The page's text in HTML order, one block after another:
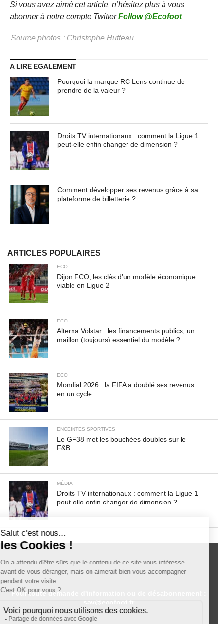
Si vous avez aimé cet article, n’hésitez plus à vous
abonner à notre compte TwitterFollow @Ecofoot
Source photos : Christophe Hutteau
A LIRE EGALEMENT
Pourquoi la marque RC Lens continue de
prendre de la valeur ?
Droits TV internationaux : comment la Ligue 1
peut-elle enfin changer de dimension ?
Comment développer ses revenus grâce à sa
plateforme de billetterie ?
ARTICLES POPULAIRES
ECO
Dijon FCO, les clés d’un modèle économique
viable en Ligue 2
ECO
Alterna Volstar : les financements publics, un
maillon (toujours) essentiel du modèle ?
ECO
Mondial 2026 : la FIFA a doublé ses revenus
en un cycle
ENCEINTES SPORTIVES
Le GF38 met les bouchées doubles sur le
F&B
MÉDIA
Droits TV internationaux : comment la Ligue 1
peut-elle enfin changer de dimension ?
Pour toute demande d'information ou de désabonnement :
sav@ecofoot.fr